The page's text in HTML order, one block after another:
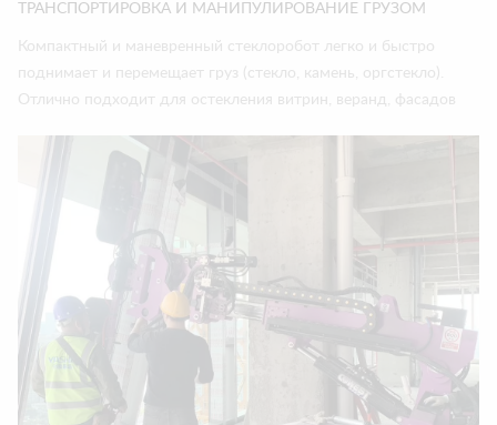
ТРАНСПОРТИРОВКА И МАНИПУЛИРОВАНИЕ ГРУЗОМ
Компактный и маневренный стеклоробот легко и быстро
поднимает и перемещает груз (стекло, камень, оргстекло).
Отлично подходит для остекления витрин, веранд, фасадов